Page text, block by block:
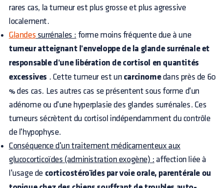
rares cas, la tumeur est plus grosse et plus agressive
localement.
Glandes surrénales : forme moins fréquente due à une
tumeur atteignant l'enveloppe de la glande surrénale et
responsable d'une libération de cortisol en quantités
excessives . Cette tumeur est un carcinomedans près de 60
% des cas. Les autres cas se présentent sous forme d'un
adénome ou d'une hyperplasie des glandes surrénales. Ces
tumeurs sécrètent du cortisol indépendamment du contrôle
de l'hypophyse.
Conséquence d'un traitement médicamenteux aux
glucocorticoïdes (administration exogène) : affection liée à
l'usage de corticostéroïdes par voie orale, parentérale ou